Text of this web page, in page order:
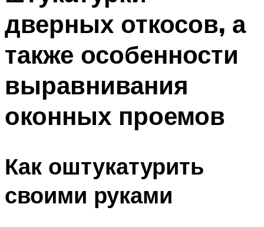
дверных откосов, а
также особенности
выравнивания
оконных проемов
Как оштукатурить
своими руками